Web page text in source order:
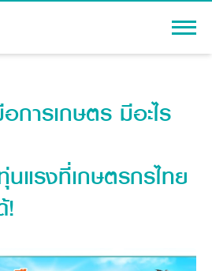
การเกษตร มีอะไร
แรงที่เกษตรกรไทย
!